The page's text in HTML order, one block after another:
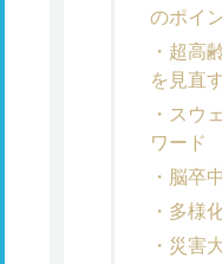
のポイ
超高
を見直
スウ
ワード
脳卒
多様
災害